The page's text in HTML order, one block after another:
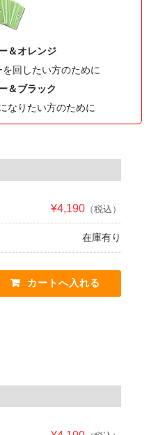
＆オレンジ
回したい方のために
＆ブラック
なりたい方のために
¥4,190 （税込）
在庫有り